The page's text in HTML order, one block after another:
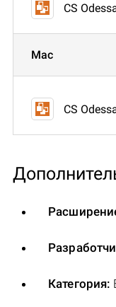
CS
Mac
CS
Категория: